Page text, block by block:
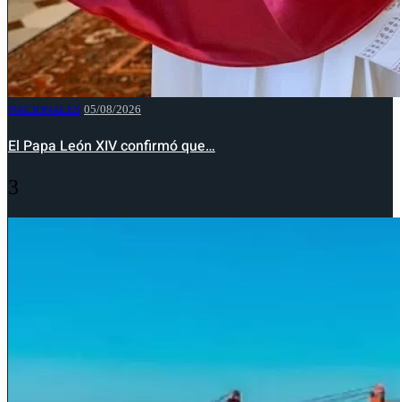
NACIONALES 05/08/2026
El Papa León XIV confirmó que…
3